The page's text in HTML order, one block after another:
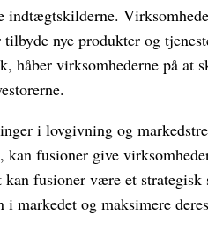
indtægtskilderne.
nye produkter og
virksomhederne på at
i lovgivning og
fusioner give
fusioner være et
markedet og maksimere